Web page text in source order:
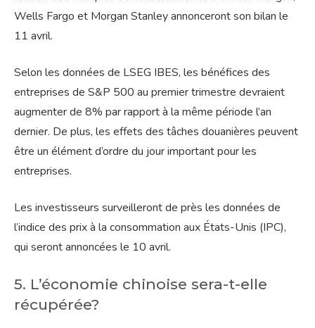
Wells Fargo et Morgan Stanley annonceront son bilan le
11 avril.
Selon les données de LSEG IBES, les bénéfices des
entreprises de S&P 500 au premier trimestre devraient
augmenter de 8% par rapport à la même période l’an
dernier. De plus, les effets des tâches douanières peuvent
être un élément d’ordre du jour important pour les
entreprises.
Les investisseurs surveilleront de près les données de
l’indice des prix à la consommation aux États-Unis (IPC),
qui seront annoncées le 10 avril.
5. L’économie chinoise sera-t-elle
récupérée?